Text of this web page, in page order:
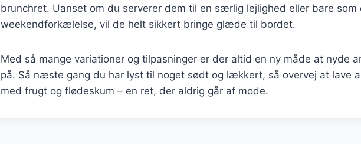
brunchret. Uanset om du serverer dem til en særlig lejlighed eller bare som
weekendforkælelse, vil de helt sikkert bringe glæde til bordet.
Med så mange variationer og tilpasninger er der altid en ny måde at nyde
på. Så næste gang du har lyst til noget sødt og lækkert, så overvej at lave
med frugt og flødeskum – en ret, der aldrig går af mode.